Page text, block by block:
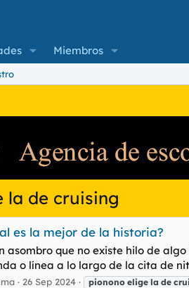
Miembros
la de cruising
es la mejor de la historia?
asombro que no existe hilo de
o línea a lo largo de la cita de
26 Sep 2024 pionono elige la de